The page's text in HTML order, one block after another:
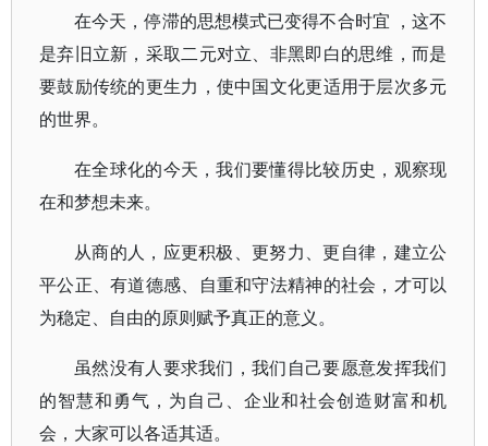
在今天，停滞的思想模式已变得不合时宜 ，这不
是弃旧立新，采取二元对立、非黑即白的思维，而是
要鼓励传统的更生力，使中国文化更适用于层次多元
的世界。
在全球化的今天，我们要懂得比较历史，观察现
在和梦想未来。
从商的人，应更积极、更努力、更自律，建立公
平公正、有道德感、自重和守法精神的社会，才可以
为稳定、自由的原则赋予真正的意义。
虽然没有人要求我们，我们自己要愿意发挥我们
的智慧和勇气，为自己、企业和社会创造财富和机
会，大家可以各适其适。